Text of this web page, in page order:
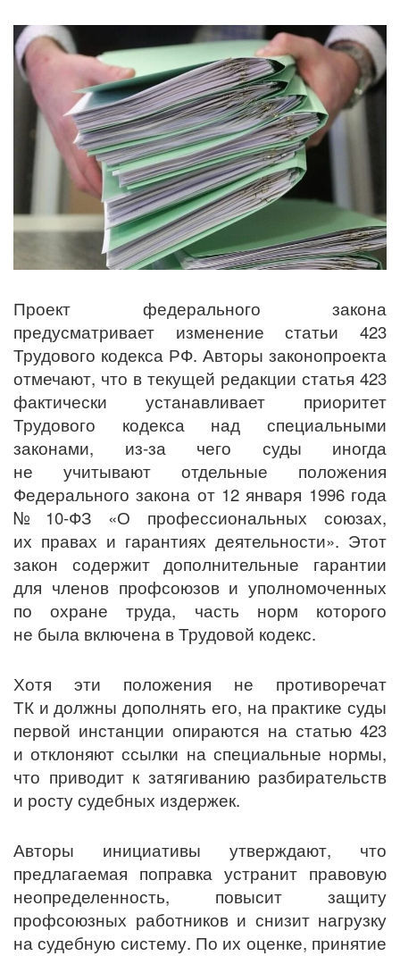
Проект федерального закона
предусматривает изменение статьи 423
Трудового кодекса РФ. Авторы законопроекта
отмечают, что в текущей редакции статья 423
фактически устанавливает приоритет
Трудового кодекса над специальными
законами, из‑за чего суды иногда
не учитывают отдельные положения
Федерального закона от 12 января 1996 года
№ 10‑ФЗ «О профессиональных союзах,
их правах и гарантиях деятельности». Этот
закон содержит дополнительные гарантии
для членов профсоюзов и уполномоченных
по охране труда, часть норм которого
не была включена в Трудовой кодекс.
Хотя эти положения не противоречат
ТК и должны дополнять его, на практике суды
первой инстанции опираются на статью 423
и отклоняют ссылки на специальные нормы,
что приводит к затягиванию разбирательств
и росту судебных издержек.
Авторы инициативы утверждают, что
предлагаемая поправка устранит правовую
неопределенность, повысит защиту
профсоюзных работников и снизит нагрузку
на судебную систему. По их оценке, принятие